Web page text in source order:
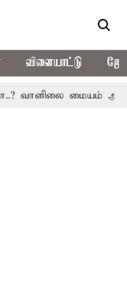
விளையாட்டு
மையம் அப்டேட்